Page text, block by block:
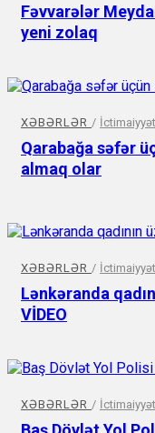
Fəvvarələr
yeni zolaq
XƏBƏRLƏR / İctimaiyyət
Qarabağa səfər
almaq olar
XƏBƏRLƏR / İctimaiyyət
Lənkəranda
VİDEO
XƏBƏRLƏR / İctimaiyyət